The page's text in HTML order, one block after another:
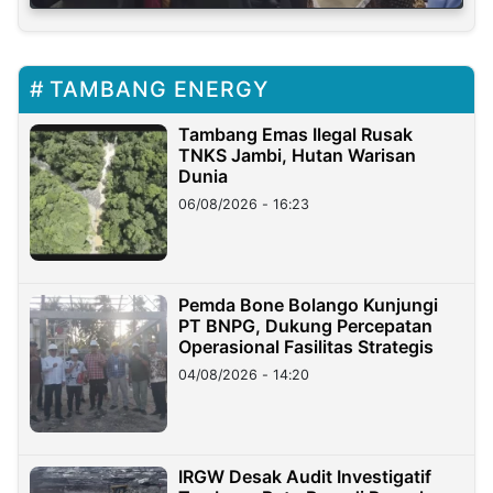
TAMBANG ENERGY
Tambang Emas Ilegal Rusak
TNKS Jambi, Hutan Warisan
Dunia
06/08/2026 - 16:23
Pemda Bone Bolango Kunjungi
PT BNPG, Dukung Percepatan
Operasional Fasilitas Strategis
04/08/2026 - 14:20
IRGW Desak Audit Investigatif